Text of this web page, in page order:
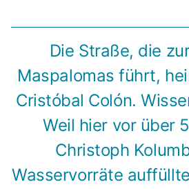
Die Straße, die
Maspalomas führt,
Cristóbal Colón.
Weil hier vor über
Christoph
Wasservorräte